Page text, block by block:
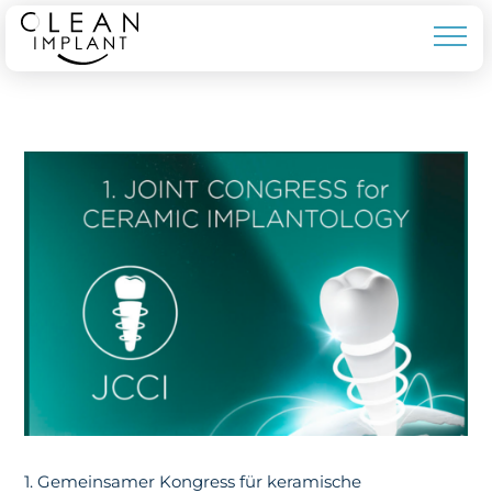
1. Gemeinsamer Kongress für keramische